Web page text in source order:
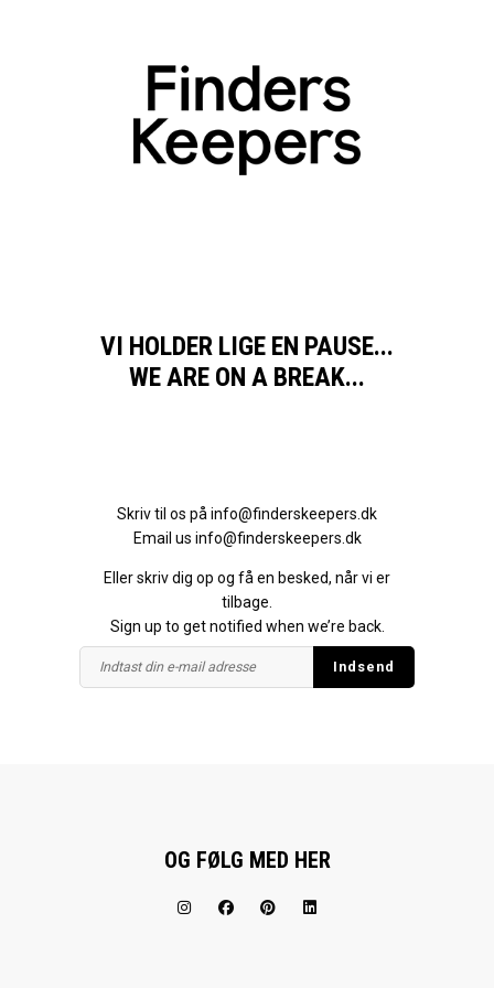
VI HOLDER LIGE EN PAUSE...
WE ARE ON A BREAK...
Skriv til os på info@finderskeepers.dk
Email us info@finderskeepers.dk
Eller skriv dig op og få en besked, når vi er
tilbage.
Sign up to get notified when we’re back.
OG FØLG MED HER